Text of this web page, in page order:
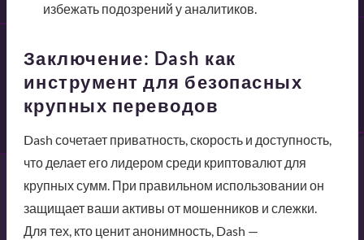
избежать подозрений у аналитиков.
Заключение: Dash как
инструмент для безопасных
крупных переводов
Dash сочетает приватность, скорость и доступность,
что делает его лидером среди криптовалют для
крупных сумм. При правильном использовании он
защищает ваши активы от мошенников и слежки.
Для тех, кто ценит анонимность, Dash —